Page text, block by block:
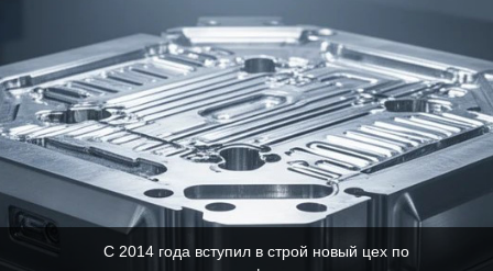
С 2014 года вступил в строй новый цех по